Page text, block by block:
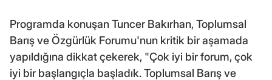
Programda konuşan Tuncer Bakırhan, Toplumsal
Barış ve Özgürlük Forumu'nun kritik bir aşamada
yapıldığına dikkat çekerek, "Çok iyi bir forum, çok
iyi bir başlangıçla başladık. Toplumsal Barış ve